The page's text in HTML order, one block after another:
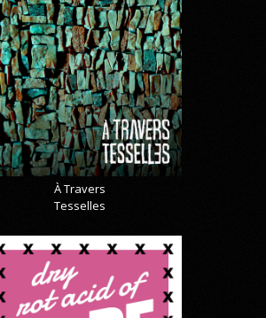
À Travers
Tesselles